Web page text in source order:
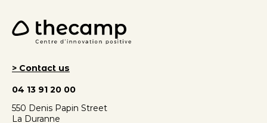
> Contact us
04 13 91 20 00
550 Denis Papin Street
La Duranne